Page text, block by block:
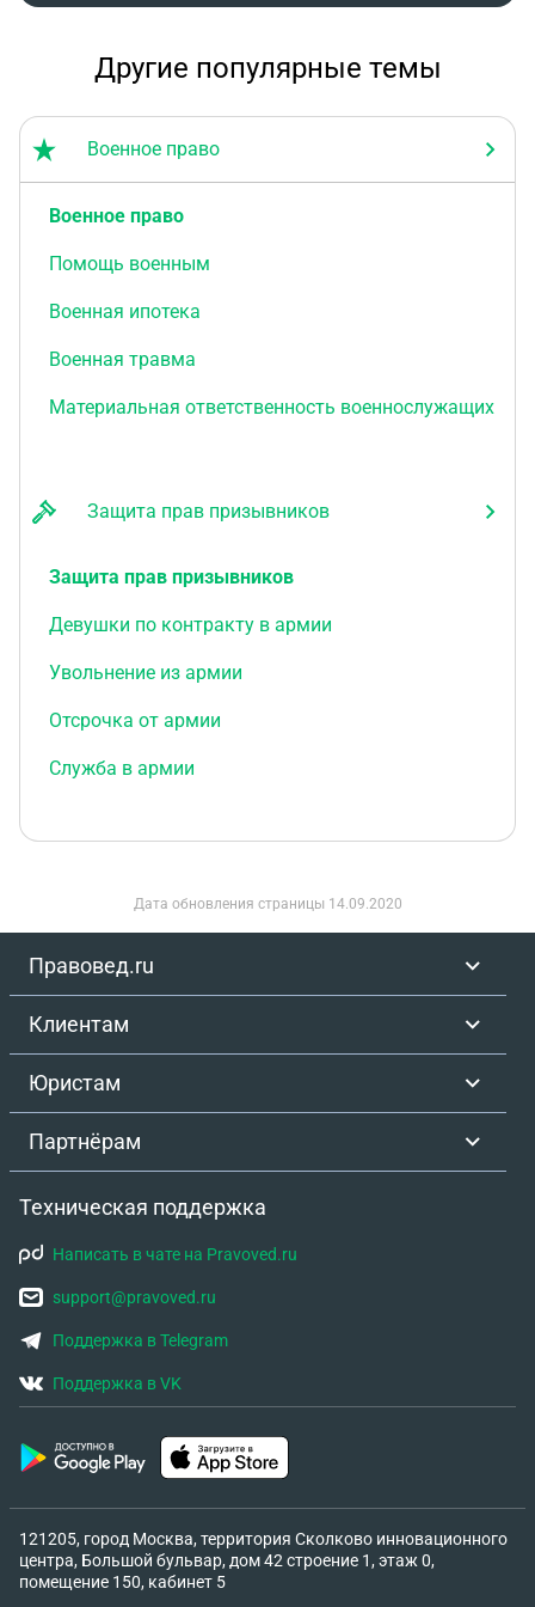
Другие популярные темы
Военное право
Военное право
Помощь военным
Военная ипотека
Военная травма
Материальная ответственность военнослужащих
Защита прав призывников
Защита прав призывников
Девушки по контракту в армии
Увольнение из армии
Отсрочка от армии
Служба в армии
Дата обновления страницы 14.09.2020
Правовед.ru
Клиентам
Юристам
Партнёрам
Техническая поддержка
Написать в чате на Pravoved.ru
support@pravoved.ru
Поддержка в Telegram
Поддержка в VK
121205, город Москва, территория Сколково инновационного
центра, Большой бульвар, дом 42 строение 1, этаж 0,
помещение 150, кабинет 5